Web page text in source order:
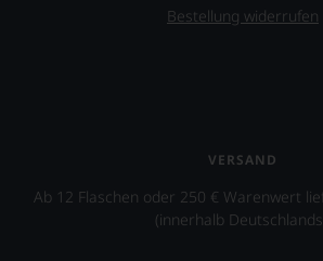
Bestellung widerrufen
VERSAND
Ab 12 Flaschen oder 250 € Warenwert
(innerhalb